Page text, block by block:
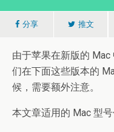
分享 推文
由于苹果在新版的
们在下面这些版本的
候，需要额外注意。
本文章适用的 Mac 型号